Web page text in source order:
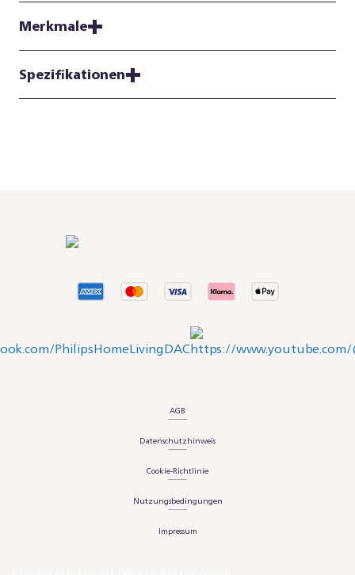
Merkmale
Spezifikationen
AGB
Datenschutzhinweis
Cookie-Richtlinie
Nutzungsbedingungen
Impressum